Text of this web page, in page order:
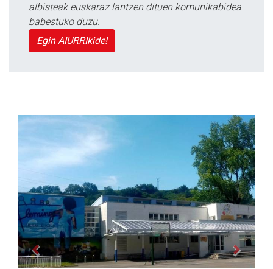
albisteak euskaraz lantzen dituen komunikabidea
babestuko duzu.
Egin AIURRIkide!
Previous Next